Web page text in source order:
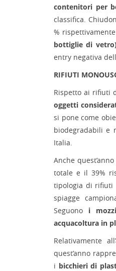
contenitori per
classifica.
%
bottiglie di
entry negativa
RIFIUTI
Rispetto ai rifiuti
oggetti
si pone come
biodegradabili e
Italia.
Anche quest’anno
totale e il 39%
tipologia di rifiuti
spiagge
Seguono i
acquacoltura in
Relativamente
quest’anno
i bicchieri di